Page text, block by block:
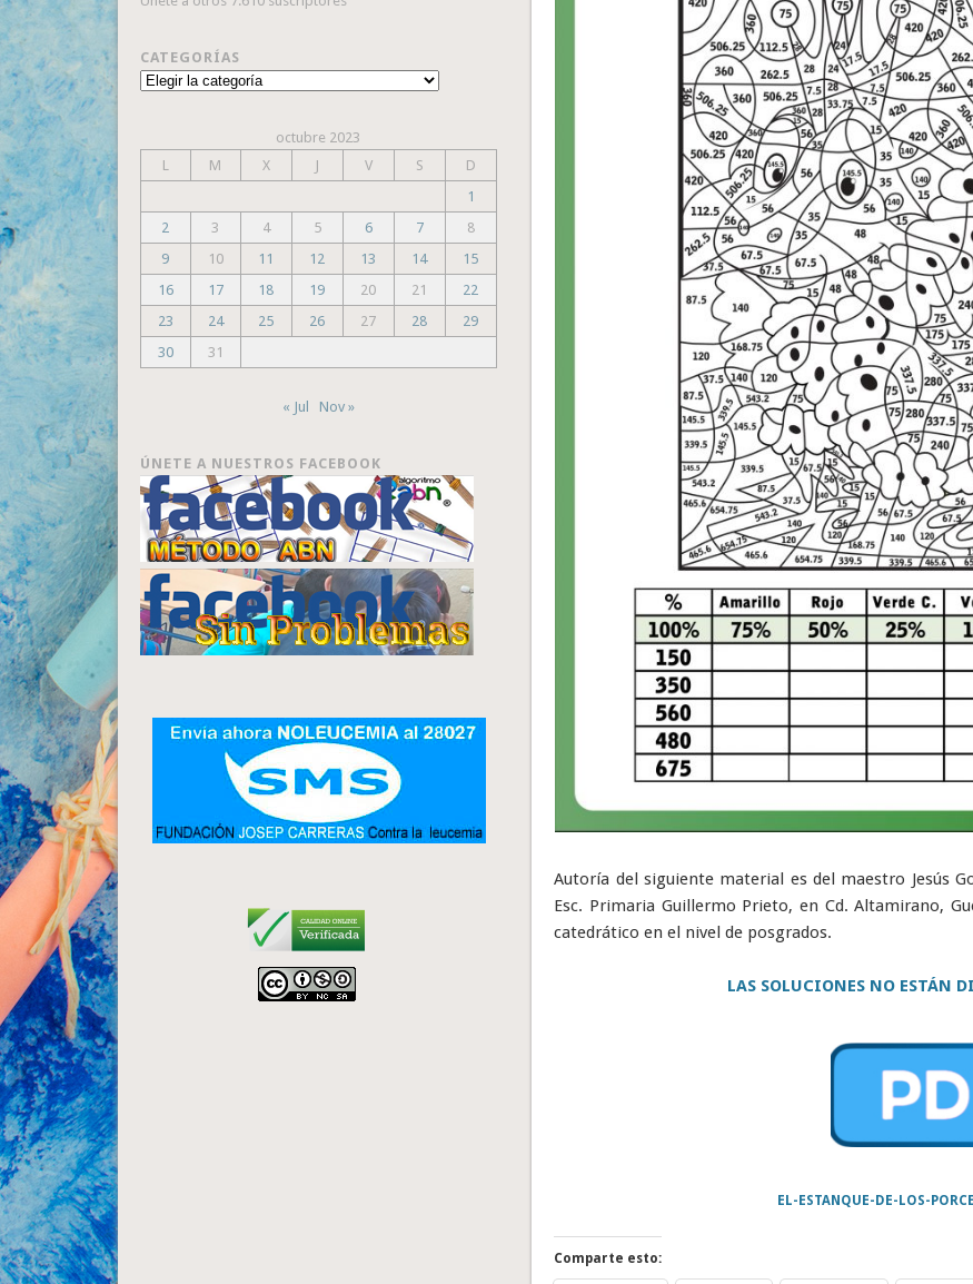
Autoría del siguiente material es del maestro Jesús
Esc. Primaria Guillermo Prieto, en Cd. Altamirano,
catedrático en el nivel de posgrados.
LAS SOLUCIONES NO ESTÁN
EL-ESTANQUE-DE-LOS-
Comparte esto:
CATEGORÍAS
Categorías
octubre 2023
L
M X J V S
D
1
2
3 4 5 6 7
8
9
10 11 12 13 14
15
16
17 18 19 20 21
22
23
24 25 26 27 28
29
30
31
« Jul Nov »
ÚNETE A NUESTROS FACEBOOK